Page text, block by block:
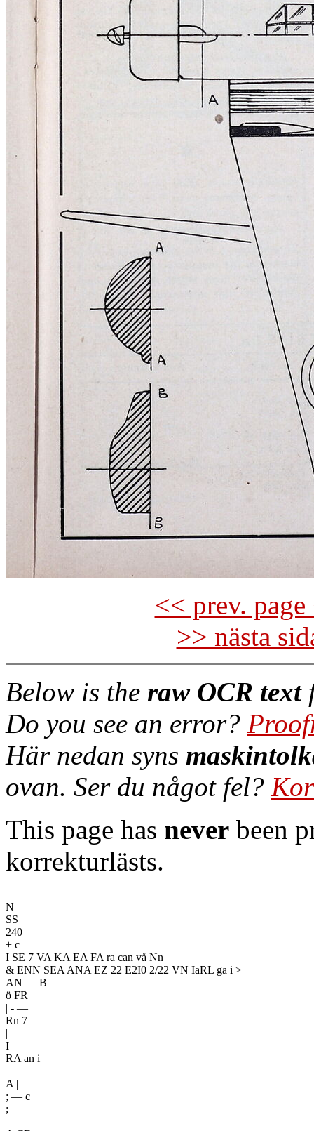
<< prev.
>> nästa
Below is the raw OCR text
Do you see an error?
Här nedan syns
ovan. Ser du något fel?
This page has never been
korrekturlästs.
N
SS
240
+ c
I SE 7 VA KA EA FA ra can vå Nn
& ENN SEA ANA EZ 22 E2I0 2/22 VN IaRL ga i >
AN — B
ö FR
| - —
Rn 7
|
I
RA an i
A | —
; — c
;